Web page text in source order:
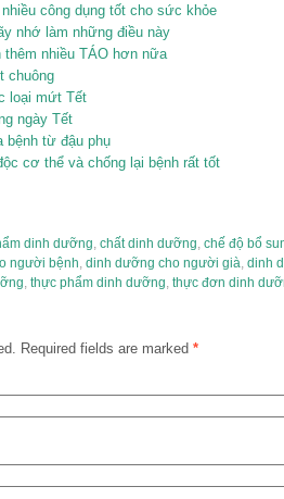
công dụng tốt cho sức khỏe
nhớ làm những điều này
thêm nhiều TÁO hơn nữa
chuông
loại mứt Tết
ngày Tết
bệnh từ đậu phụ
cơ thể và chống lại bệnh rất tốt
dinh dưỡng, chất dinh dưỡng, chế độ bổ
người bệnh, dinh dưỡng cho người già, dinh
, thực phẩm dinh dưỡng, thực đơn dinh
Required fields are marked *